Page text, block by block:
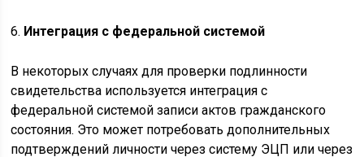
6. Интеграция с федеральной системой
В некоторых случаях для проверки подлинности
свидетельства используется интеграция с
федеральной системой записи актов гражданского
состояния. Это может потребовать дополнительных
подтверждений личности через систему ЭЦП или через